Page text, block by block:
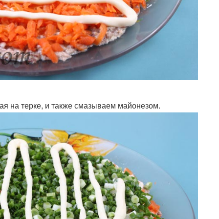
на терке, и также смазываем майонезом.